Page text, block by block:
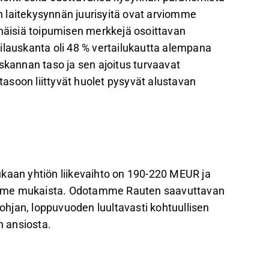
laitekysynnän juurisyitä ovat arviomme
toipumisen merkkejä osoittavan
oli 48 % vertailukautta alempana
taso ja sen ajoitus turvaavat
liittyvät huolet pysyvät alustavan
yhtiön liikevaihto on 190-220 MEUR ja
mukaista. Odotamme Rauten saavuttavan
loppuvuoden luultavasti kohtuullisen
ansiosta.